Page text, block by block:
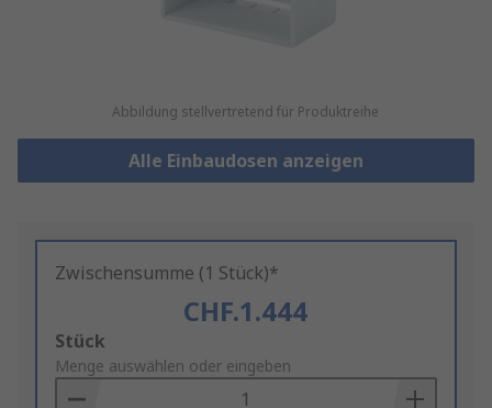
Abbildung stellvertretend für Produktreihe
Alle Einbaudosen anzeigen
Zwischensumme (1 Stück)*
CHF.1.444
Add
to
Basket
Stück
Menge auswählen oder eingeben